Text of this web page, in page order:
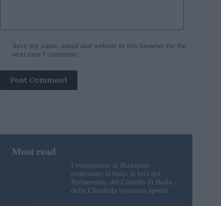
Save my name, email and website in this browser for the
next time I comment.
Post Comment
I monumenti di Budapest
resteranno al buio: le luci del
Parlamento, del Castello di Buda e
della Cittadella verranno spente